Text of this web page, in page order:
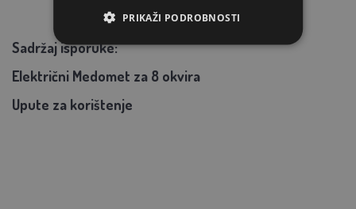
Sadržaj isporuke:
Električni Medomet za 8 okvira
Upute za korištenje
PRIKAŽI PODROBNOSTI